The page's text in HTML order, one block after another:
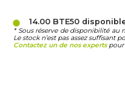
14.00 BTE50
* Sous réserve de disponibilité
Le stock n’est pas assez suffisant
Contactez un de nos expertspour